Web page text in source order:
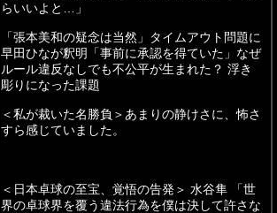
らいいよと…」
「張本美和の疑念は当然」タイムアウト問題に
早田ひなが釈明「事前に承認を得ていた」なぜ
ルール違反なしでも不公平が生まれた？ 浮き
彫りになった課題
＜私が裁いた名勝負＞あまりの静けさに、怖さ
すら感じていました。
＜日本卓球の至宝、覚悟の告発＞ 水谷隼 「世
界の卓球界を覆う違法行為を僕は決して許さな